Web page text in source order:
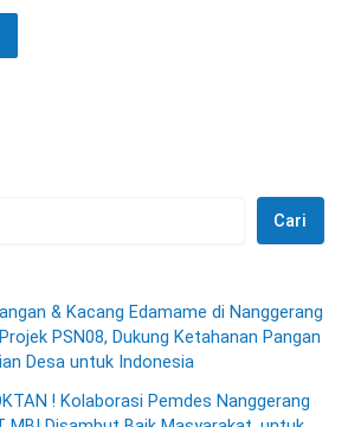
Cari
& Kacang Edamame di Nanggerang
PSN08, Dukung Ketahanan Pangan
Desa untuk Indonesia
! Kolaborasi Pemdes Nanggerang